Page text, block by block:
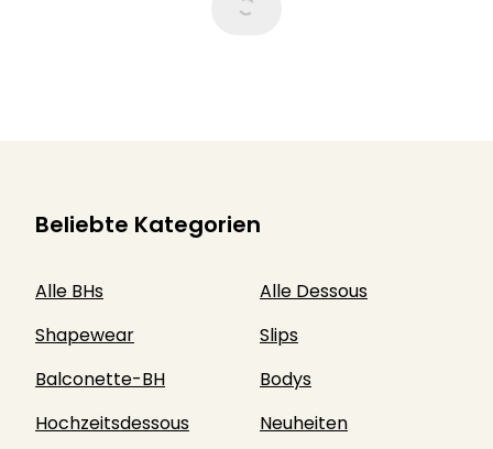
Beliebte Kategorien
Alle BHs
Alle Dessous
Shapewear
Slips
Balconette-BH
Bodys
Hochzeitsdessous
Neuheiten